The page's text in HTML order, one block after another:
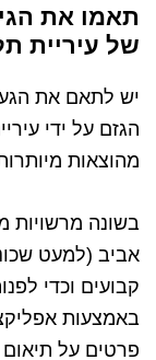
תאמו את
של עיריית
יש לתאם את
הגזם על ידי
מהוצאות
בשונה מרשויות
אביב (למעט
קבועים וכדי
באמצעות אפליקציית 106
פרטים על תיאום